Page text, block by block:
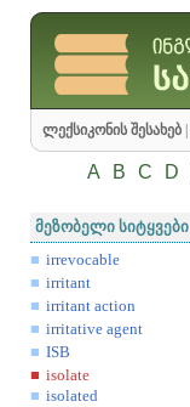
ლექსიკონის შესახებ
A B C D
მეზობელი სიტყვები
irrevocable
irritant
irritant action
irritative agent
ISB
isolate
isolated